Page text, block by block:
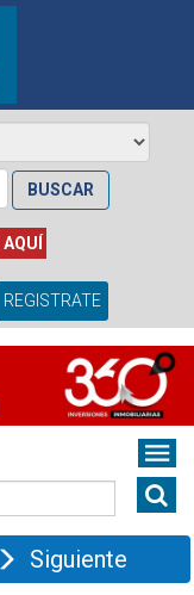
BUSCAR
AQUÍ
REGISTRATE
Siguiente